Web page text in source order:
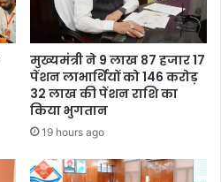
मुख्यमंत्री ने 9 लाख 87 हजार 17
पेंशन लाभार्थियों को 146 करोड़
32 लाख की पेंशन राशि का
किया भुगतान
19 hours ago